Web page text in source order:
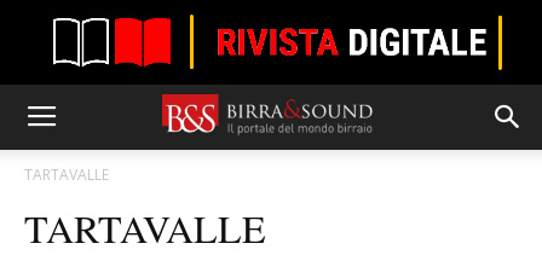
TARTAVALLE
TARTAVALLE